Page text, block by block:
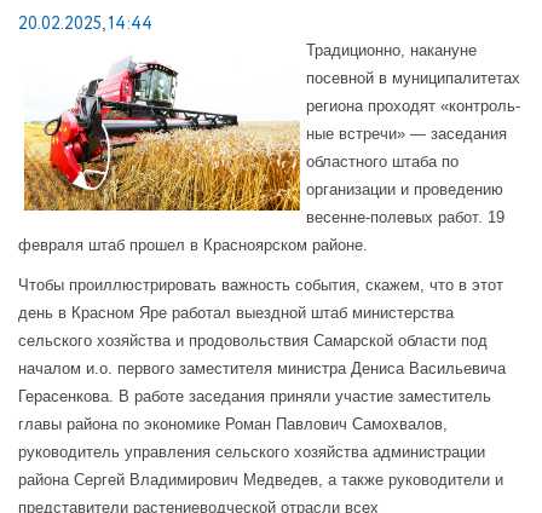
20.02.2025, 14:44
Традиционно, накануне
посевной в муниципалитетах
региона проходят «контроль-
ные встречи» — заседания
областного штаба по
организации и проведению
весенне-полевых работ. 19
февраля штаб прошел в Красноярском районе.
Чтобы проиллюстрировать важность события, скажем, что в этот
день в Красном Яре работал выездной штаб министерства
сельского хозяйства и продовольствия Самарской области под
началом и.о. первого заместителя министра Дениса Васильевича
Герасенкова. В работе заседания приняли участие заместитель
главы района по экономике Роман Павлович Самохвалов,
руководитель управления сельского хозяйства администрации
района Сергей Владимирович Медведев, а также руководители и
представители растениеводческой отрасли всех